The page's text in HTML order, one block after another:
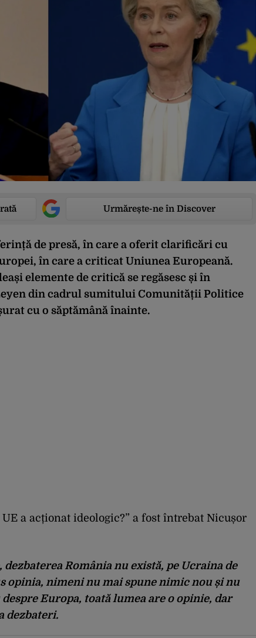
Urmărește-ne în Discover
de presă, în care a oferit clarificări cu
în care a criticat Uniunea Europeană.
elemente de critică se regăsesc și în
din cadrul sumitului Comunității Politice
cu o săptămână înainte.
a acționat ideologic?” a fost întrebat Nicușor
România nu există, pe Ucraina de
opinia, nimeni nu mai spune nimic nou și nu
Europa, toată lumea are o opinie, dar
dezbateri.